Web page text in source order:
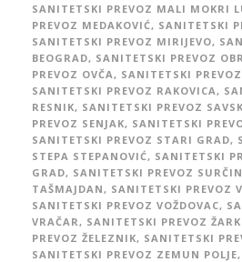
SANITETSKI PREVOZ MALI MOKRI
PREVOZ MEDAKOVIĆ, SANITETSKI
SANITETSKI PREVOZ MIRIJEVO,
BEOGRAD, SANITETSKI PREVOZ
PREVOZ OVČA, SANITETSKI
SANITETSKI PREVOZ RAKOVICA,
RESNIK, SANITETSKI PREVOZ
PREVOZ SENJAK, SANITETSKI
SANITETSKI PREVOZ STARI GRAD,
STEPA STEPANOVIĆ, SANITETSKI
GRAD, SANITETSKI PREVOZ SURČIN
TAŠMAJDAN, SANITETSKI PREVOZ
SANITETSKI PREVOZ VOŽDOVAC,
VRAČAR, SANITETSKI PREVOZ
PREVOZ ŽELEZNIK, SANITETSKI
SANITETSKI PREVOZ ZEMUN POLJE,